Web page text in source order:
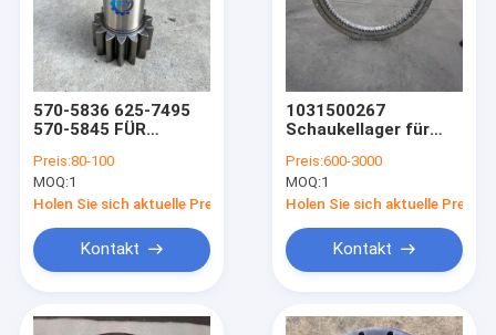
570-5836 625-7495
570-5845 FÜR
SHAFT PINION
Preis:80-100
MOQ:1
Holen Sie sich aktuelle Preis
Kontakt
1031500267
Schaukellager für
ZE215pro ZE215-10
Hydraulikbagger
Preis:600-3000
MOQ:1
Holen Sie sich aktuelle Preis
Kontakt